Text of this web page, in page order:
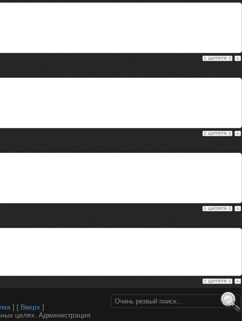
] [ Вверх]
целях. Администрация